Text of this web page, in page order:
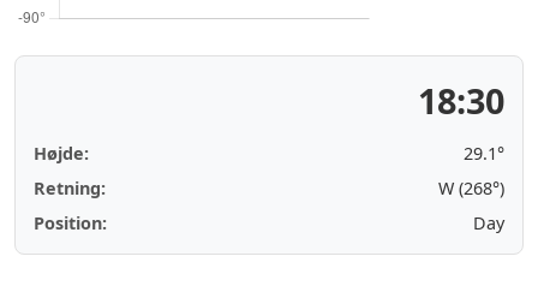
18:30
Højde:
29.1°
Retning:
W (268°)
Position:
Day